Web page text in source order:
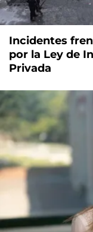
Incidentes
por la Ley de
Privada